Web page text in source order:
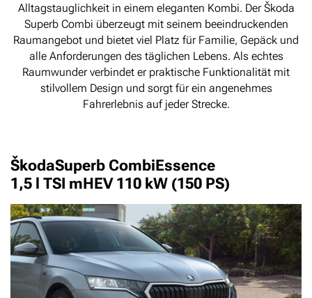
Alltagstauglichkeit in einem eleganten Kombi. Der Škoda
Superb Combi überzeugt mit seinem beeindruckenden
Raumangebot und bietet viel Platz für Familie, Gepäck und
alle Anforderungen des täglichen Lebens. Als echtes
Raumwunder verbindet er praktische Funktionalität mit
stilvollem Design und sorgt für ein angenehmes
Fahrerlebnis auf jeder Strecke.
ŠkodaSuperb CombiEssence
1,5 l TSI mHEV 110 kW (150 PS)